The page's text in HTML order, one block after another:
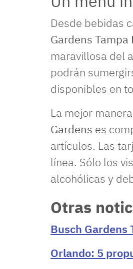
Desde bebidas
Gardens Tampa
maravillosa del
podrán
disponibles en
La mejor
Gardens es
artículos. Las
línea. Sólo los
alcohólicas y
Otras
Busch Gardens
Orlando: 5